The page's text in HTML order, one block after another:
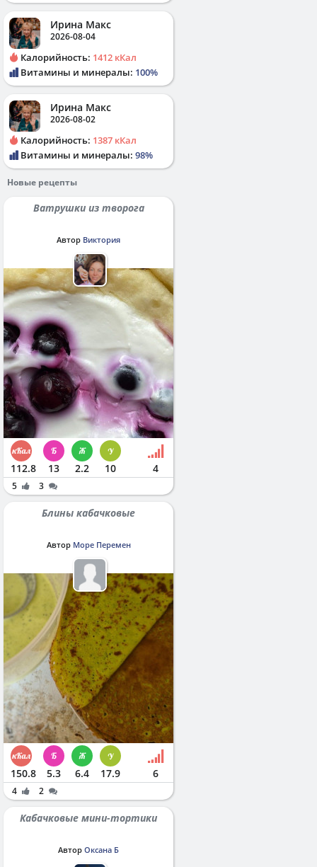
Ирина Макс
2026-08-04
Калорийность: 1412 кКал
Витамины и минералы: 100%
Ирина Макс
2026-08-02
Калорийность: 1387 кКал
Витамины и минералы: 98%
Новые рецепты
Ватрушки из творога
Автор Виктория
112.8 13 2.2 10 4
5 3
Блины кабачковые
Автор Море Перемен
150.8 5.3 6.4 17.9 6
4 2
Кабачковые мини-тортики
Автор Оксана Б